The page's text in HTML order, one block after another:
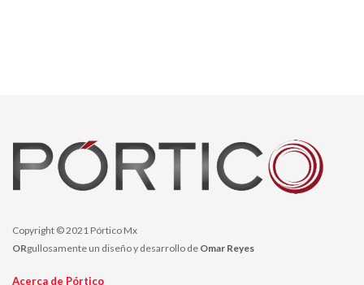
Copyright © 2021 Pórtico Mx
ORgullosamente un diseño y desarrollo de Omar Reyes
Acerca de Pórtico